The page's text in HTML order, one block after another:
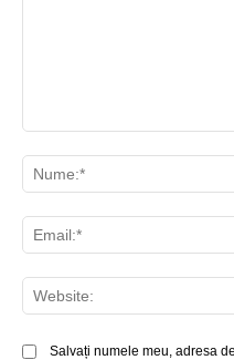
Salvați numele meu, adresa